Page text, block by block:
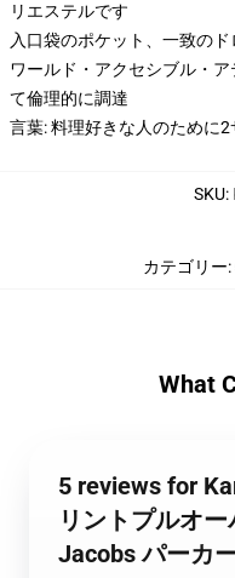
リエステルです
入口袋のポケット、一致の
ワールド・アクセシブル・
て倫理的に調達
言葉: 料理好きな人のために2
SKU:
カテゴリー:
What
5 reviews for
リントプルオ
Jacobs パーカ